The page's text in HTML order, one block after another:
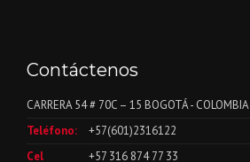
Contáctenos
CARRERA 54 # 70C – 15 BOGOTÁ - COLOMBIA
Teléfono:
+57(601)2316122
Cel
+57 316 874 77 33